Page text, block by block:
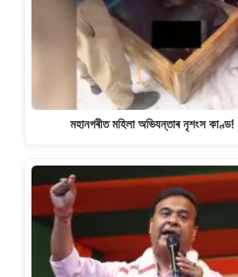
মহানগৰীত মহিলা অভিযন্তাৰ নৃশংস কাণ্ড!